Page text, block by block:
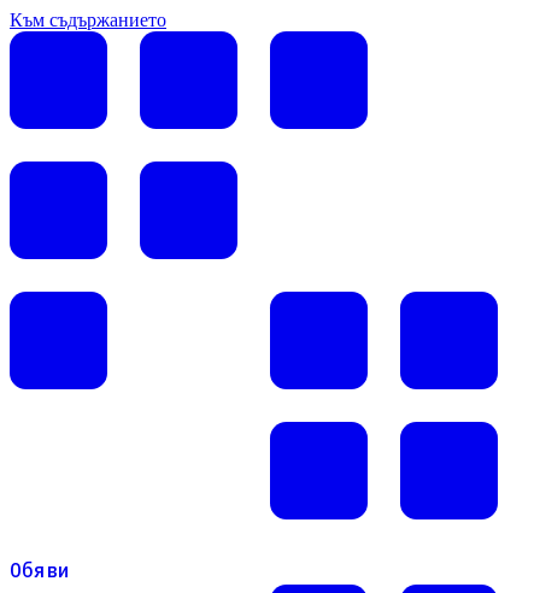
Към съдържанието
Обяви